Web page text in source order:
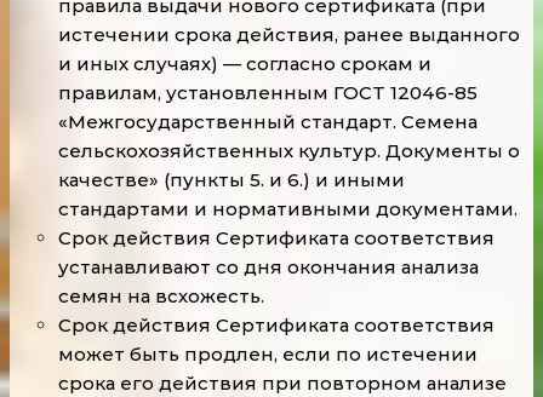
правила выдачи нового сертификата (при
истечении срока действия, ранее выданного
и иных случаях) — согласно срокам и
правилам, установленным ГОСТ 12046-85
«Межгосударственный стандарт. Семена
сельскохозяйственных культур. Документы о
качестве» (пункты 5. и 6.) и иными
стандартами и нормативными документами.
Срок действия Сертификата соответствия
устанавливают со дня окончания анализа
семян на всхожесть.
Срок действия Сертификата соответствия
может быть продлен, если по истечении
срока его действия при повторном анализе